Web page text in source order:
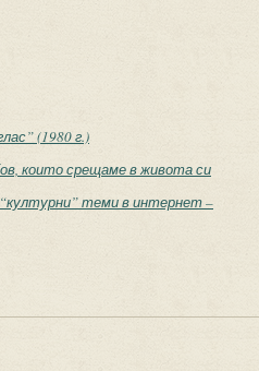
(1980 г.)
които срещаме в живота си
теми в интернет –